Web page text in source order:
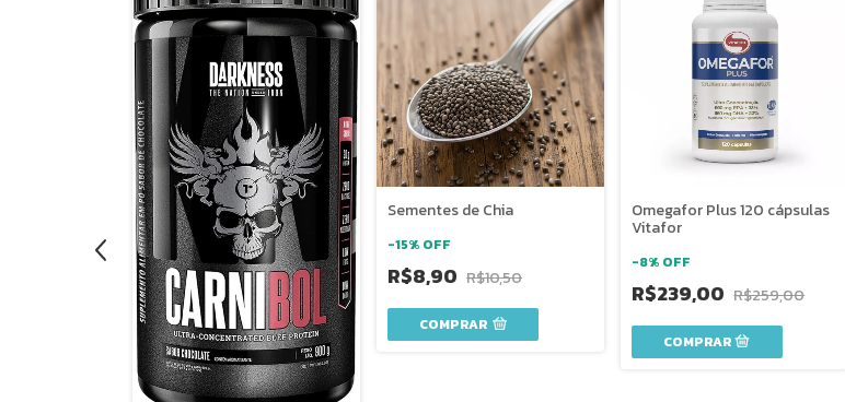
Sementes de Chia
-15% OFF
R$8,90 R$10,50
COMPRAR
Omegafor Plus 120 cápsulas
Vitafor
-8% OFF
R$239,00 R$259,00